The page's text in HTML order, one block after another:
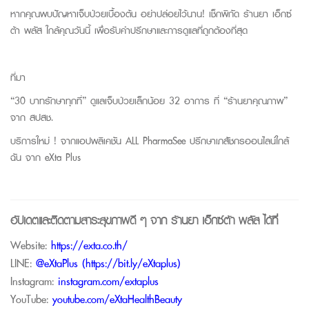
หากคุณพบปัญหาเจ็บป่วยเบื้องต้น อย่าปล่อยไว้นาน! เช็กพิกัด ร้านยา เอ็กซ์
ต้า พลัส ใกล้คุณวันนี้ เพื่อรับคำปรึกษาและการดูแลที่ถูกต้องที่สุด
ที่มา
“30 บาทรักษาทุกที่” ดูแลเจ็บป่วยเล็กน้อย 32 อาการ ที่ “ร้านยาคุณภาพ”
จาก สปสช.
บริการใหม่ ! จากแอปพลิเคชัน ALL PharmaSeeปรึกษาเภสัชกรออนไลน์ใกล้
ฉัน จาก eXta Plus
อัปเดตและติดตามสาระสุขภาพดี ๆ จากร้านยา เอ็กซ์ต้า พลัสได้ที่
Website: https://exta.co.th/
LINE: @eXtaPlus (https://bit.ly/eXtaplus)
Instagram: instagram.com/extaplus
YouTube: youtube.com/eXtaHealthBeauty